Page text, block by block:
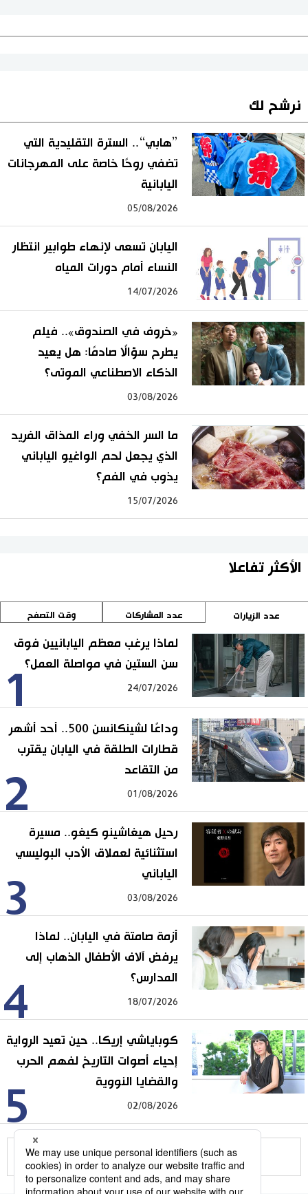
نرشح لك
”هابي“.. السترة التقليدية التي
تضفي روحًا خاصة على المهرجانات
اليابانية
05/08/2026
اليابان تسعى لإنهاء طوابير انتظار
النساء أمام دورات المياه
14/07/2026
«خروف في الصندوق».. فيلم
يطرح سؤالًا صادمًا: هل يعيد
الذكاء الاصطناعي الموتى؟
03/08/2026
ما السر الخفي وراء المذاق الفريد
الذي يجعل لحم الواغيو الياباني
يذوب في الفم؟
15/07/2026
الأكثر تفاعلا
عدد الزيارات عدد المشاركات وقت التصفح
1
لماذا يرغب معظم اليابانيين فوق
سن الستين في مواصلة العمل؟
24/07/2026
2
وداعًا لشينكانسن 500.. أحد أشهر
قطارات الطلقة في اليابان يقترب
من التقاعد
01/08/2026
3
رحيل هيغاشينو كيغو.. مسيرة
استثنائية لعملاق الأدب البوليسي
الياباني
03/08/2026
4
أزمة صامتة في اليابان.. لماذا
يرفض آلاف الأطفال الذهاب إلى
المدارس؟
18/07/2026
5
كوباياشي إريكا.. حين تعيد الرواية
إحياء أصوات التاريخ لفهم الحرب
والقضايا النووية
02/08/2026
للمزيد